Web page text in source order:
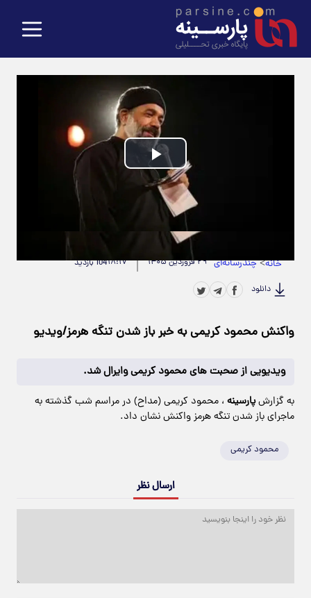
Play
| مدت زمان ویدیو: 00:00:40
خانه>چندرسانه‌ای ۲۹ فروردین ۱۴۰۵ ۱۸:۱۷104 بازدید
دانلود
واکنش محمود کریمی به خبر باز شدن تنگه هرمز/ویدیو
ویدیویی از صحبت های محمود کریمی وایرال شد.
به گزارشپارسینه ، محمود کریمی (مداح) در مراسم شب گذشته به
ماجرای باز شدن تنگه هرمز واکنش نشان داد.
محمود کریمی
ارسال نظر